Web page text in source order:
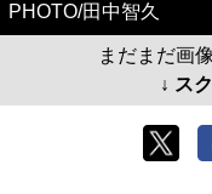
PHOTO/田中智久
まだまだ画
↓ ス